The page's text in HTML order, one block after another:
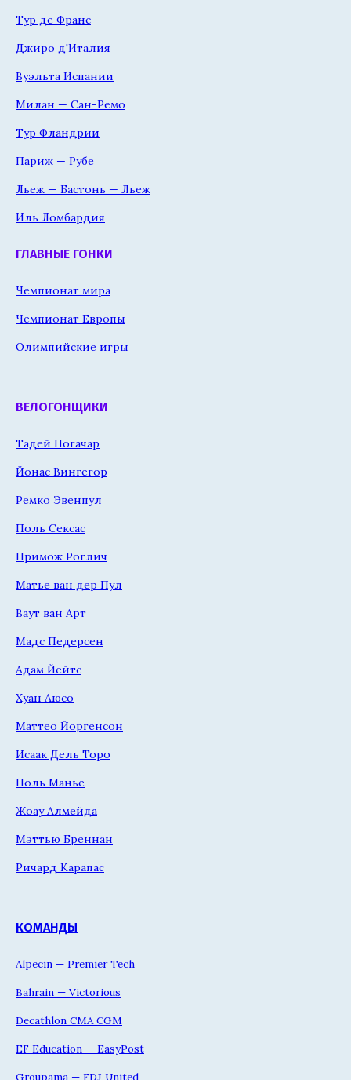
Тур де Франс
Джиро д'Италия
Вуэльта Испании
Милан — Сан-Ремо
Тур Фландрии
Париж — Рубе
Льеж — Бастонь — Льеж
Иль Ломбардия
ГЛАВНЫЕ ГОНКИ
Чемпионат мира
Чемпионат Европы
Олимпийские игры
ВЕЛОГОНЩИКИ
Тадей Погачар
Йонас Вингегор
Ремко Эвенпул
Поль Сексас
Примож Роглич
Матье ван дер Пул
Ваут ван Арт
Мадс Педерсен
Адам Йейтс
Хуан Аюсо
Маттео Йоргенсон
Исаак Дель Торо
Поль Манье
Жоау Алмейда
Мэттью Бреннан
Ричард Карапас
КОМАНДЫ
Alpecin — Premier Tech
Bahrain — Victorious
Decathlon CMA CGM
EF Education — EasyPost